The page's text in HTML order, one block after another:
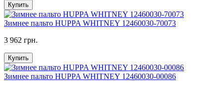
Купить
Зимнее пальто HUPPA WHITNEY 12460030-70073
3 962 грн.
Купить
Зимнее пальто HUPPA WHITNEY 12460030-00086